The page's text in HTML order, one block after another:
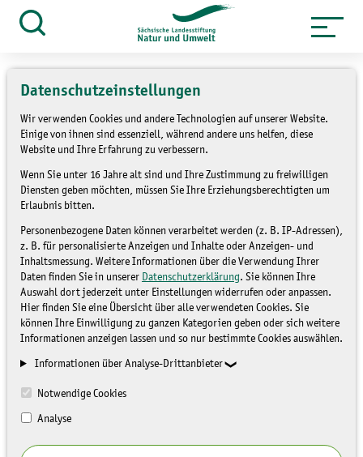
Datenschutzeinstellungen
Wir verwenden Cookies und andere Technologien auf unserer Website.
Einige von ihnen sind essenziell, während andere uns helfen, diese
Website und Ihre Erfahrung zu verbessern.
Wenn Sie unter 16 Jahre alt sind und Ihre Zustimmung zu freiwilligen
Diensten geben möchten, müssen Sie Ihre Erziehungsberechtigten um
Erlaubnis bitten.
Personenbezogene Daten können verarbeitet werden (z. B. IP-Adressen),
z. B. für personalisierte Anzeigen und Inhalte oder Anzeigen- und
Inhaltsmessung. Weitere Informationen über die Verwendung Ihrer
Daten finden Sie in unserer Datenschutzerklärung. Sie können Ihre
Auswahl dort jederzeit unter Einstellungen widerrufen oder anpassen.
Hier finden Sie eine Übersicht über alle verwendeten Cookies. Sie
können Ihre Einwilligung zu ganzen Kategorien geben oder sich weitere
Informationen anzeigen lassen und so nur bestimmte Cookies auswählen.
Informationen über Analyse-Drittanbieter
Notwendige Cookies
Analyse
Zum
Inhalt
Service » Presse und Medien
» Pressemitteilungen
Pressemitteilungen